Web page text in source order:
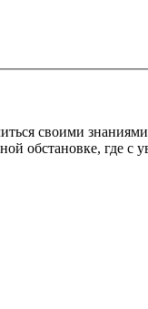
своими
обстановке, где с